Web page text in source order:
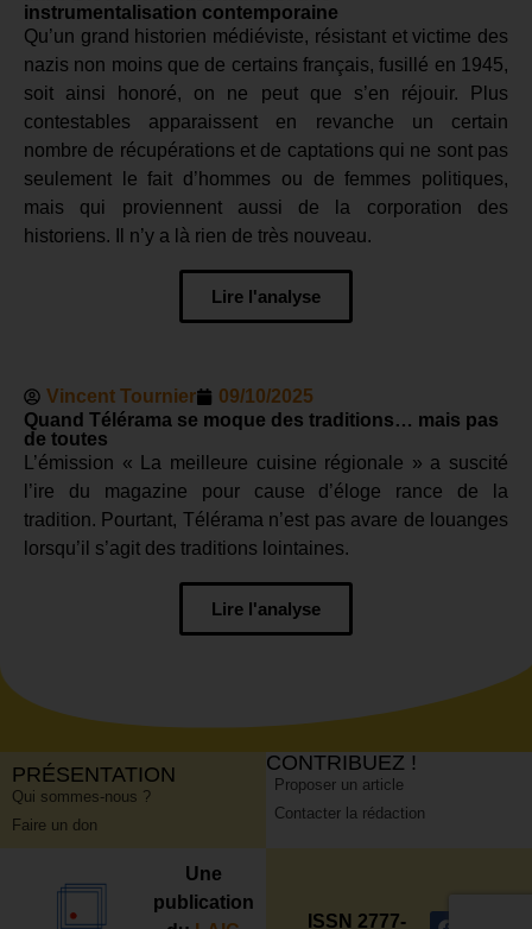
instrumentalisation contemporaine
Qu’un grand historien médiéviste, résistant et victime des
nazis non moins que de certains français, fusillé en 1945,
soit ainsi honoré, on ne peut que s’en réjouir. Plus
contestables apparaissent en revanche un certain
nombre de récupérations et de captations qui ne sont pas
seulement le fait d’hommes ou de femmes politiques,
mais qui proviennent aussi de la corporation des
historiens. Il n’y a là rien de très nouveau.
Lire l'analyse
Vincent Tournier
09/10/2025
Quand Télérama se moque des traditions… mais pas
de toutes
L’émission « La meilleure cuisine régionale » a suscité
l’ire du magazine pour cause d’éloge rance de la
tradition. Pourtant, Télérama n’est pas avare de louanges
lorsqu’il s’agit des traditions lointaines.
Lire l'analyse
PRÉSENTATION
Qui sommes-nous ?
Faire un don
CONTRIBUEZ !
Proposer un article
Contacter la rédaction
Une
publication
ISSN 2777-